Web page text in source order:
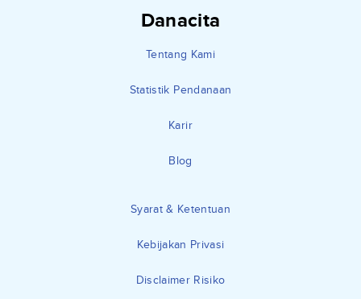
Danacita
Tentang Kami
Statistik Pendanaan
Karir
Blog
Syarat & Ketentuan
Kebijakan Privasi
Disclaimer Risiko